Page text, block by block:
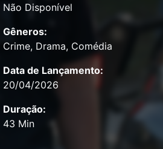
Não Disponível
Gêneros:
Crime, Drama, Comédia
Data de Lançamento:
20/04/2026
Duração:
43 Min